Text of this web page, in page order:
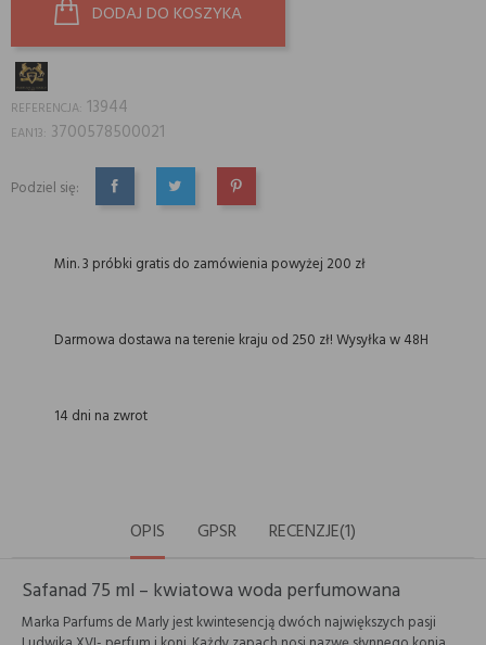
DODAJ DO KOSZYKA
REFERENCJA: 13944
EAN13: 3700578500021
Podziel się:
UDOSTĘPNIJTWEETUJPINTEREST
Min. 3 próbki gratis do zamówienia powyżej 200 zł
Darmowa dostawa na terenie kraju od 250 zł! Wysyłka w 48H
14 dni na zwrot
OPIS GPSR RECENZJE(1)
Safanad 75 ml – kwiatowa woda perfumowana
Marka Parfums de Marly jest kwintesencją dwóch największych pasji